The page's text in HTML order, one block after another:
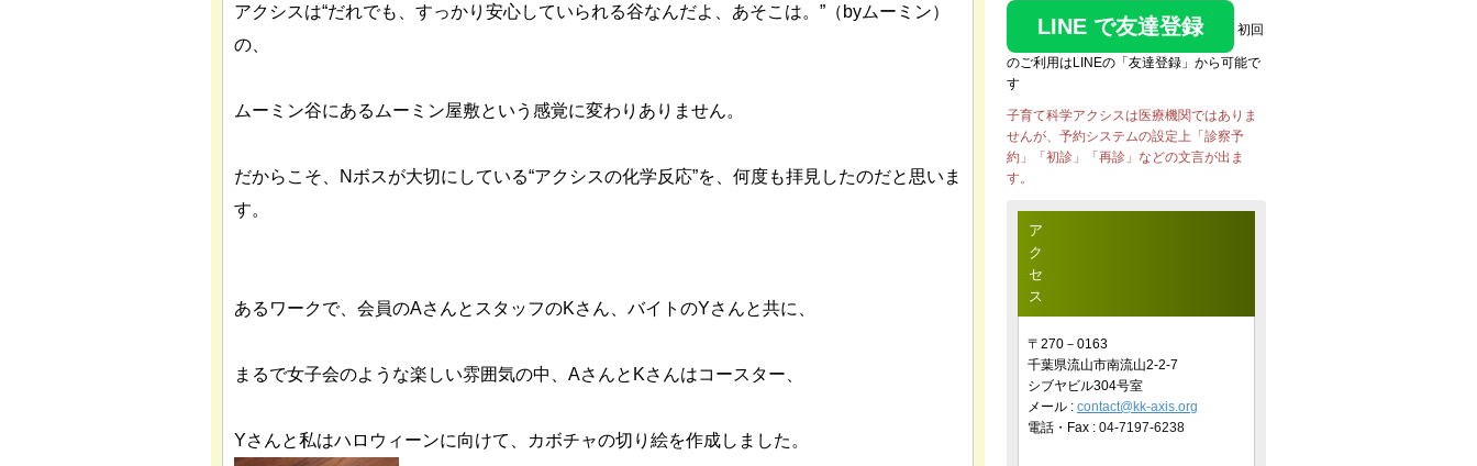
アクシスは“だれでも、すっかり安心していられる谷なんだよ、あそこは。”（byムーミン）
の、
ムーミン谷にあるムーミン屋敷という感覚に変わりありません。
だからこそ、Nボスが大切にしている“アクシスの化学反応”を、何度も拝見したのだと思いま
す。
あるワークで、会員のAさんとスタッフのKさん、バイトのYさんと共に、
まるで女子会のような楽しい雰囲気の中、AさんとKさんはコースター、
Yさんと私はハロウィーンに向けて、カボチャの切り絵を作成しました。
LINE で友達登録 初回
のご利用はLINEの「友達登録」から可能で
す
子育て科学アクシスは医療機関ではありま
せんが、予約システムの設定上「診察予
約」「初診」「再診」などの文言が出ま
す。
ア
ク
セ
ス
〒270－0163
千葉県流山市南流山2-2-7
シブヤビル304号室
メール : contact@kk-axis.org
電話・Fax : 04-7197-6238